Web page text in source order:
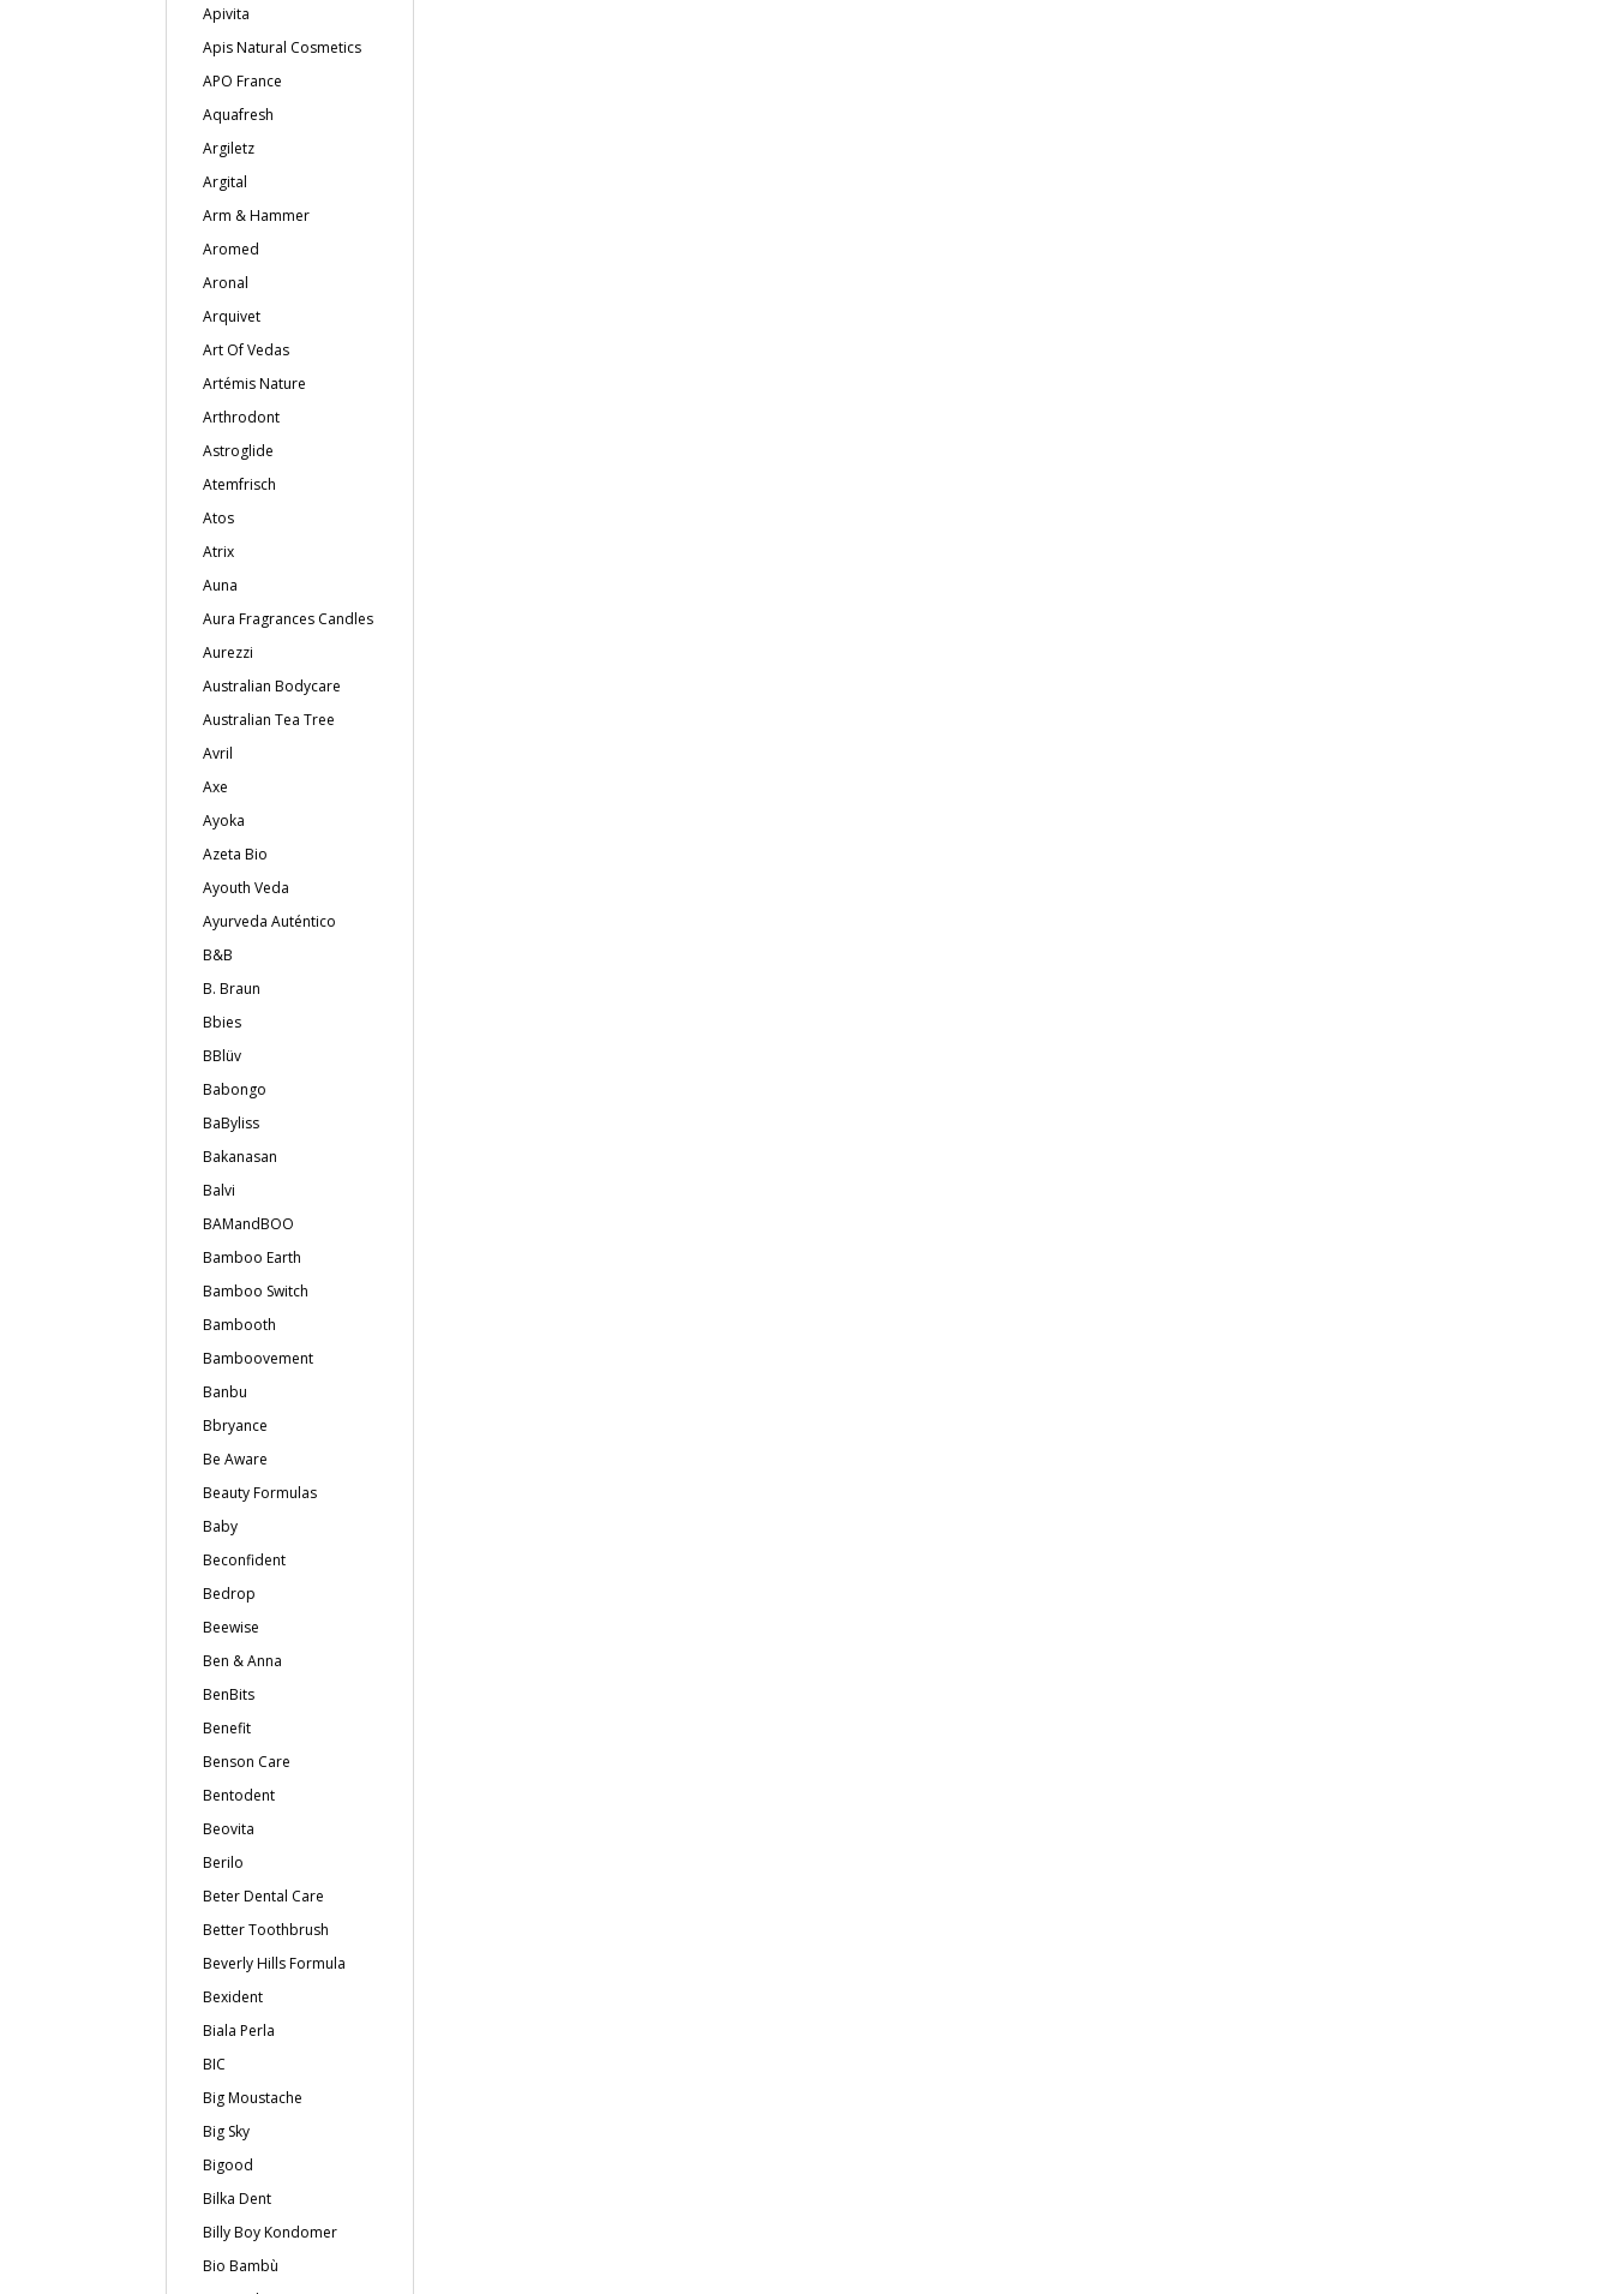
Apivita
Apis Natural Cosmetics
APO France
Aquafresh
Argiletz
Argital
Arm & Hammer
Aromed
Aronal
Arquivet
Art Of Vedas
Artémis Nature
Arthrodont
Astroglide
Atemfrisch
Atos
Atrix
Auna
Aura Fragrances Candles
Aurezzi
Australian Bodycare
Australian Tea Tree
Avril
Axe
Ayoka
Azeta Bio
Ayouth Veda
Ayurveda Auténtico
B&B
B. Braun
Bbies
BBlüv
Babongo
BaByliss
Bakanasan
Balvi
BAMandBOO
Bamboo Earth
Bamboo Switch
Bambooth
Bamboovement
Banbu
Bbryance
Be Aware
Beauty Formulas
Baby
Beconfident
Bedrop
Beewise
Ben & Anna
BenBits
Benefit
Benson Care
Bentodent
Beovita
Berilo
Beter Dental Care
Better Toothbrush
Beverly Hills Formula
Bexident
Biala Perla
BIC
Big Moustache
Big Sky
Bigood
Bilka Dent
Billy Boy Kondomer
Bio Bambù